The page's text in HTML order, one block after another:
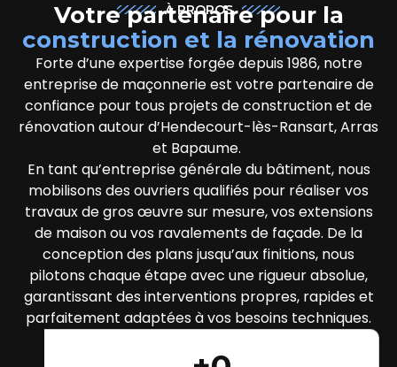
À PROPOS
Votre partenaire pour la
construction et la rénovation
Forte d’une expertise forgée depuis 1986, notre
entreprise de maçonnerie est votre partenaire de
confiance pour tous projets de construction et de
rénovation autour d’Hendecourt-lès-Ransart, Arras
et Bapaume.
En tant qu’entreprise générale du bâtiment, nous
mobilisons des ouvriers qualifiés pour réaliser vos
travaux de gros œuvre sur mesure, vos extensions
de maison ou vos ravalements de façade. De la
conception des plans jusqu’aux finitions, nous
pilotons chaque étape avec une rigueur absolue,
garantissant des interventions propres, rapides et
parfaitement adaptées à vos besoins techniques.